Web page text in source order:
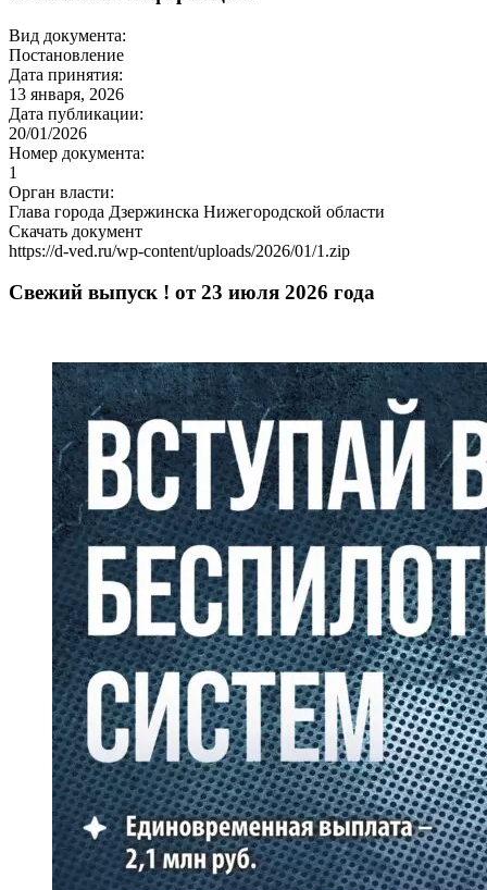
Вид документа:
Постановление
Дата принятия:
13 января, 2026
Дата публикации:
20/01/2026
Номер документа:
1
Орган власти:
Глава города Дзержинска Нижегородской области
Скачать документ
https://d-ved.ru/wp-content/uploads/2026/01/1.zip
Свежий выпуск ! от 23 июля 2026 года